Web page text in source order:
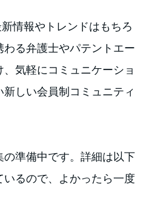
情報やトレンドはもちろ
る弁護士やパテントエー
気軽にコミュニケーショ
しい会員制コミュニティ
準備中です。詳細は以下
るので、よかったら一度